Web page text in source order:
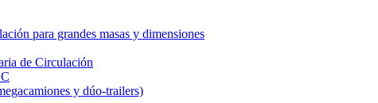
para grandes masas y dimensiones
de Circulación
y dúo-trailers)